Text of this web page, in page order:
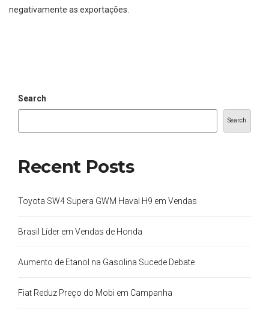
negativamente as exportações.
Search
Search
Recent Posts
Toyota SW4 Supera GWM Haval H9 em Vendas
Brasil Líder em Vendas de Honda
Aumento de Etanol na Gasolina Sucede Debate
Fiat Reduz Preço do Mobi em Campanha